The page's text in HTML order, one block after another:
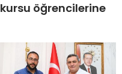
öğrencilerine